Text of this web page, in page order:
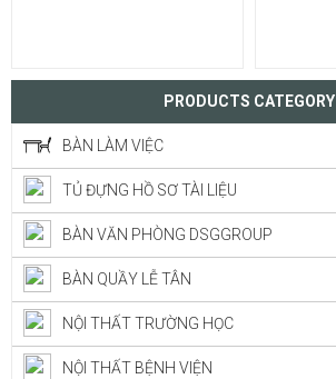
PRODUCTS CATEGORY
BÀN LÀM VIỆC
TỦ ĐỰNG HỒ SƠ TÀI LIỆU
BÀN VĂN PHÒNG DSGGROUP
BÀN QUẦY LỄ TÂN
NỘI THẤT TRƯỜNG HỌC
NỘI THẤT BỆNH VIỆN